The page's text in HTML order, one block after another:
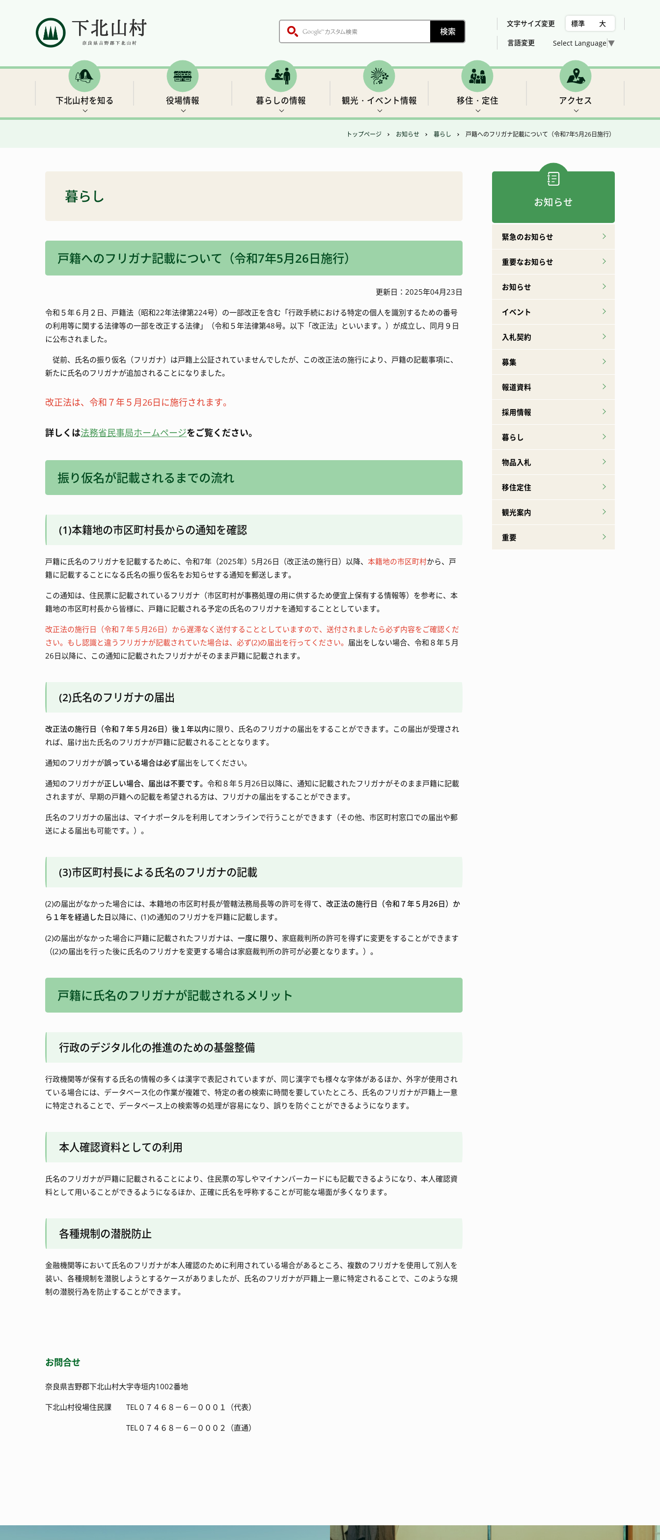
文字サイズ変更 標準 大
言語変更 Select Language▼
下北山村を知る
村の位置、気候
総合戦略
役場情報
下北山村議会委員会構成
女性活躍推進法について
リンク集
暮らしの情報
税金
子育て・教育
観光・イベント情報
世界遺産2 三重の滝
キャンプ
特産品ができるまで
移住・定住
売却、賃貸可能な住宅用地・建物の紹介
アクセス
トップページ お知らせ 暮らし 戸籍へのフリガナ記載について（令和7年5月26日施行）
暮らし
戸籍へのフリガナ記載について（令和7年5月26日施行）
更新日：2025年04月23日
令和５年６月２日、戸籍法（昭和22年法律第224号）の一部改正を含む「行政手続における特定の個人を識別するための番号
の利用等に関する法律等の一部を改正する法律」（令和５年法律第48号。以下「改正法」といいます。）が成立し、同月９日
に公布されました。
従前、氏名の振り仮名（フリガナ）は戸籍上公証されていませんでしたが、この改正法の施行により、戸籍の記載事項に、
新たに氏名のフリガナが追加されることになりました。
改正法は、令和７年５月26日に施行されます。
詳しくは法務省民事局ホームページをご覧ください。
振り仮名が記載されるまでの流れ
(1)本籍地の市区町村長からの通知を確認
戸籍に氏名のフリガナを記載するために、令和7年（2025年）5月26日（改正法の施行日）以降、 本籍地の市区町村から、戸
籍に記載することになる氏名の振り仮名をお知らせする通知を郵送します。
この通知は、住民票に記載されている フリガナ （市区町村が事務処理の用に供するため便宜上保有する情報等）を参考に、本
籍地の市区町村長から皆様に、戸籍に記載される予定の氏名のフリガナを通知することとしています。
改正法の施行日（令和７年５月26日）から遅滞なく送付することとしていますので、送付されましたら必ず内容をご確認くだ
さい。もし認識と違うフリガナが記載されていた場合は、必ず(2)の届出を行ってください。 届出をしない場合、令和８年５月
26日以降に、この通知に記載されたフリガナがそのまま戸籍に記載されます。
(2)氏名のフリガナの届出
改正法の施行日（令和７年５月26日）後１年以内に限り、氏名のフリガナの届出をすることができます。この届出が受理され
れば、届け出た氏名のフリガナが戸籍に記載されることとなります。
通知のフリガナが誤っている場合は必ず届出をしてください。
通知のフリガナが正しい場合、届出は不要です。 令和８年５月26日以降に、通知に記載されたフリガナがそのまま戸籍に記載
されますが、早期の戸籍への記載を希望される方は、フリガナの届出をすることができます。
氏名のフリガナの届出は、マイナポータルを利用してオンラインで行うことができます（その他、市区町村窓口での届出や郵
送による届出も可能です。）。
(3)市区町村長による氏名のフリガナの記載
(2)の届出がなかった場合には、本籍地の市区町村長が管轄法務局長等の許可を得て、 改正法の施行日（令和７年５月26日）か
ら１年を経過した日以降に、(1)の通知のフリガナを戸籍に記載します。
(2)の届出がなかった場合に戸籍に記載されたフリガナは、 一度に限り、 家庭裁判所の許可を得ずに変更をすることができます
（(2)の届出を行った後に氏名のフリガナを変更する場合は家庭裁判所の許可が必要となります。）。
戸籍に氏名のフリガナが記載されるメリット
行政のデジタル化の推進のための基盤整備
行政機関等が保有する氏名の情報の多くは漢字で表記されていますが、同じ漢字でも様々な字体があるほか、外字が使用され
ている場合には、データベース化の作業が複雑で、特定の者の検索に時間を要していたところ、氏名のフリガナが戸籍上一意
に特定されることで、データベース上の検索等の処理が容易になり、誤りを防ぐことができるようになります。
本人確認資料としての利用
氏名のフリガナが戸籍に記載されることにより、住民票の写しやマイナンバーカードにも記載できるようになり、本人確認資
料として用いることができるようになるほか、正確に氏名を呼称することが可能な場面が多くなります。
各種規制の潜脱防止
金融機関等において氏名のフリガナが本人確認のために利用されている場合があるところ、複数のフリガナを使用して別人を
装い、各種規制を潜脱しようとするケースがありましたが、氏名のフリガナが戸籍上一意に特定されることで、このような規
制の潜脱行為を防止することができます。
お問合せ
奈良県吉野郡下北山村大字寺垣内1002番地
下北山村役場住民課 TEL０７４６８－６－０００１（代表）
TEL０７４６８－６－０００２（直通）
お知らせ
緊急のお知らせ
重要なお知らせ
お知らせ
イベント
入札契約
募集
報道資料
採用情報
暮らし
物品入札
移住定住
観光案内
重要